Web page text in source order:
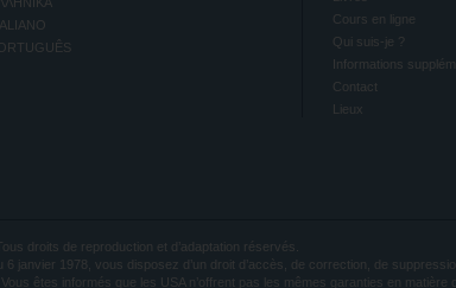
Cours en ligne
Qui suis-je ?
Informations
Contact
Lieux
droits de reproduction et d’adaptation réservés.
janvier 1978, vous disposez d’un droit d’accès, de correction, de
êtes informés que les USA n’offrent pas les mêmes garanties en matière